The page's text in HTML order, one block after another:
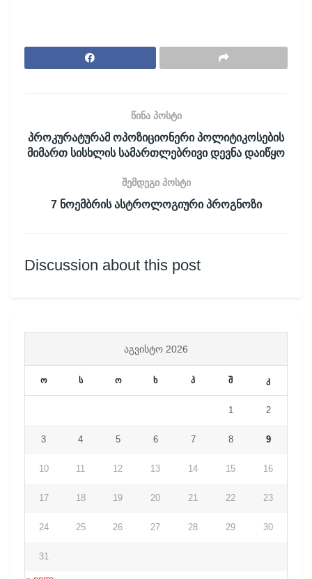
წინა პოსტი
პროკურატურამ ოპოზიციონერი პოლიტიკოსების
მიმართ სისხლის სამართლებრივი დევნა დაიწყო
შემდეგი პოსტი
7 ნოემბრის ასტროლოგიური პროგნოზი
Discussion about this post
ᲐᲒᲕᲘᲡᲢᲝ 2026
ო ს ო ხ პ შ კ
1 2
3 4 5 6 7 8 9
10 11 12 13 14 15 16
17 18 19 20 21 22 23
24 25 26 27 28 29 30
31